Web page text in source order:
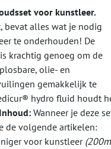
voor kunstleer.
bevat alles wat je nodig
te onderhouden! De
krachtig genoeg om de
olie- en
gemakkelijk te
hydro fluid houdt
Inhoud: Wanneer je deze
de volgende artikelen:
voor kunstleer